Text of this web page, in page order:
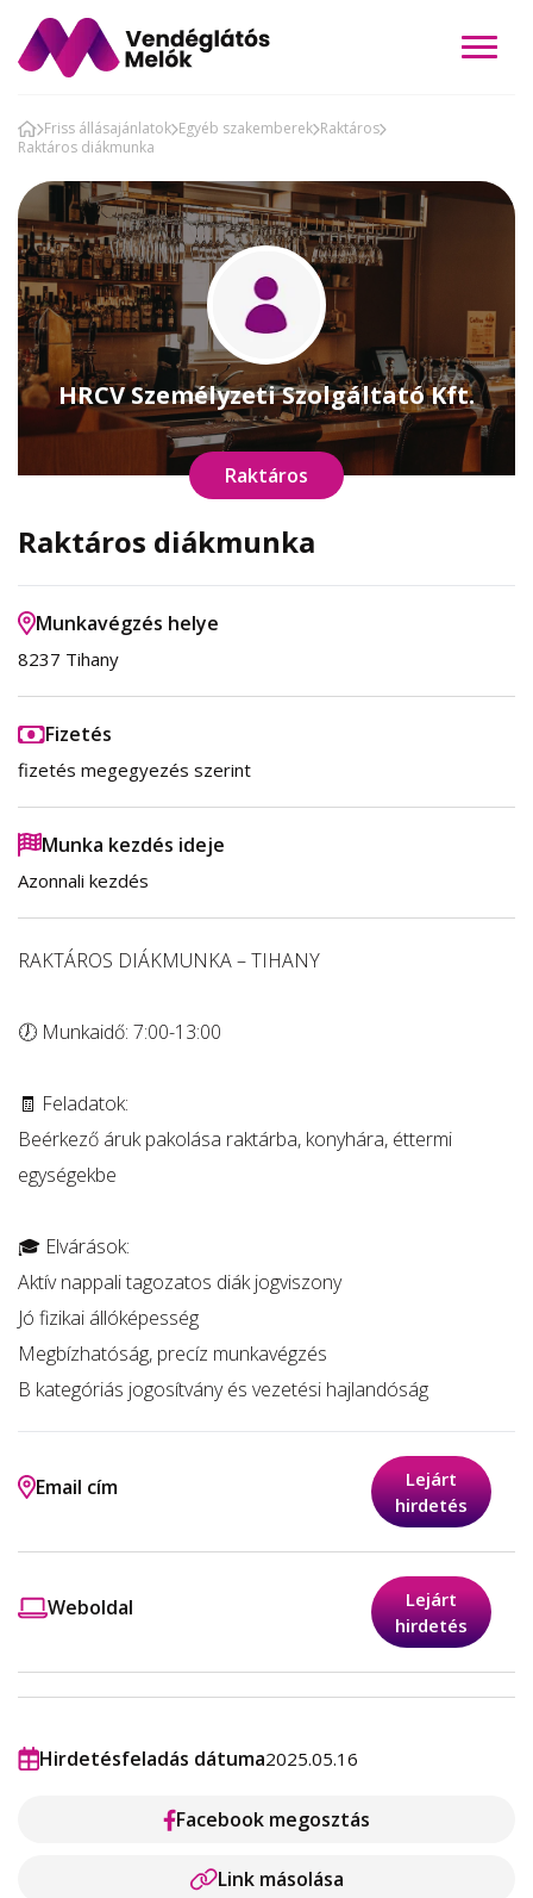
Friss állásajánlatok Egyéb szakemberek Raktáros
Raktáros diákmunka
HRCV Személyzeti Szolgáltató Kft.
Raktáros
Raktáros diákmunka
Munkavégzés helye
8237 Tihany
Fizetés
fizetés megegyezés szerint
Munka kezdés ideje
Azonnali kezdés
RAKTÁROS DIÁKMUNKA – TIHANY
🕖 Munkaidő: 7:00-13:00
🧾 Feladatok:
Beérkező áruk pakolása raktárba, konyhára, éttermi
egységekbe
🎓 Elvárások:
Aktív nappali tagozatos diák jogviszony
Jó fizikai állóképesség
Megbízhatóság, precíz munkavégzés
B kategóriás jogosítvány és vezetési hajlandóság
Email cím
Lejárt
hirdetés
Weboldal
Lejárt
hirdetés
Hirdetésfeladás dátuma2025.05.16
Facebook megosztás
Link másolása